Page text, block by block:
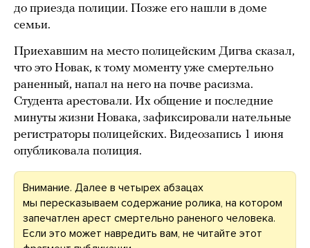
до приезда полиции. Позже его нашли в доме
семьи.
Приехавшим на место полицейским Дигва сказал,
что это Новак, к тому моменту уже смертельно
раненный, напал на него на почве расизма.
Студента арестовали. Их общение и последние
минуты жизни Новака, зафиксировали нательные
регистраторы полицейских. Видеозапись 1 июня
опубликовала полиция.
Внимание. Далее в четырех абзацах
мы пересказываем содержание ролика, на котором
запечатлен арест смертельно раненого человека.
Если это может навредить вам, не читайте этот